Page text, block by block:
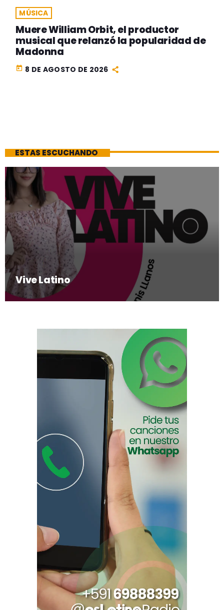
MÚSICA
Muere William Orbit, el productor
musical que relanzó la popularidad de
Madonna
today 8 DE AGOSTO DE 2026
ESTAS ESCUCHANDO
Vive Latino